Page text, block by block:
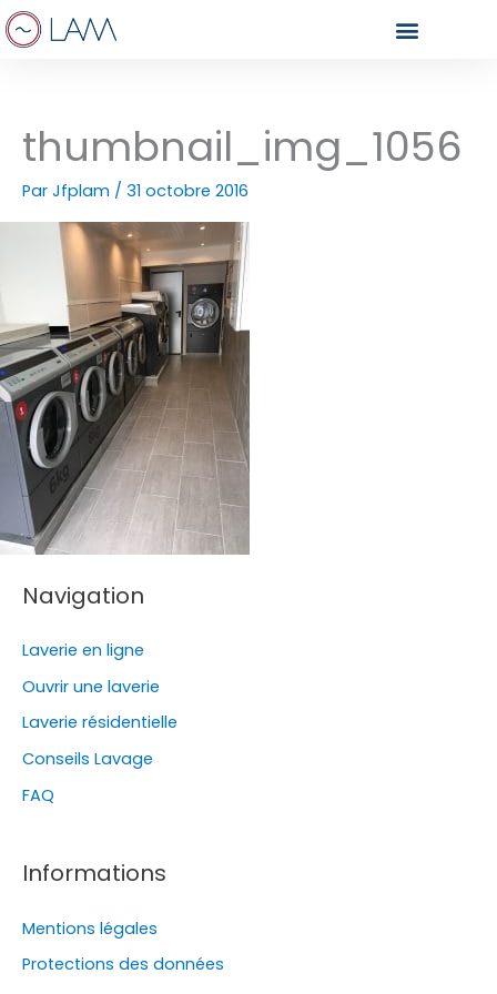
Aller
au
thumbnail_img_1056
Par Jfplam / 31 octobre 2016
Navigation
Laverie en ligne
Ouvrir une laverie
Laverie résidentielle
Conseils Lavage
FAQ
Informations
Mentions légales
Protections des données